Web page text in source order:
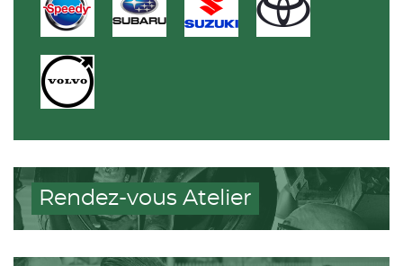
Rendez-vous Atelier